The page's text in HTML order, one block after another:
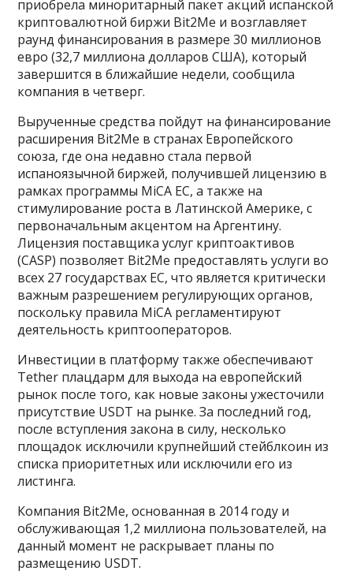
приобрела миноритарный пакет акций испанской
криптовалютной биржи Bit2Me и возглавляет
раунд финансирования в размере 30 миллионов
евро (32,7 миллиона долларов США), который
завершится в ближайшие недели, сообщила
компания в четверг.
Вырученные средства пойдут на финансирование
расширения Bit2Me в странах Европейского
союза, где она недавно стала первой
испаноязычной биржей, получившей лицензию в
рамках программы MiCA ЕС, а также на
стимулирование роста в Латинской Америке, с
первоначальным акцентом на Аргентину.
Лицензия поставщика услуг криптоактивов
(CASP) позволяет Bit2Me предоставлять услуги во
всех 27 государствах ЕС, что является критически
важным разрешением регулирующих органов,
поскольку правила MiCA регламентируют
деятельность криптооператоров.
Инвестиции в платформу также обеспечивают
Tether плацдарм для выхода на европейский
рынок после того, как новые законы ужесточили
присутствие USDT на рынке. За последний год,
после вступления закона в силу, несколько
площадок исключили крупнейший стейблкоин из
списка приоритетных или исключили его из
листинга.
Компания Bit2Me, основанная в 2014 году и
обслуживающая 1,2 миллиона пользователей, на
данный момент не раскрывает планы по
размещению USDT.